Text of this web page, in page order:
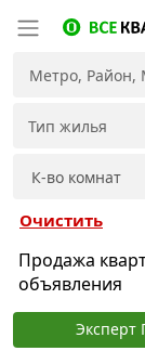
Очистить
Продажа
объявления
Эксперт